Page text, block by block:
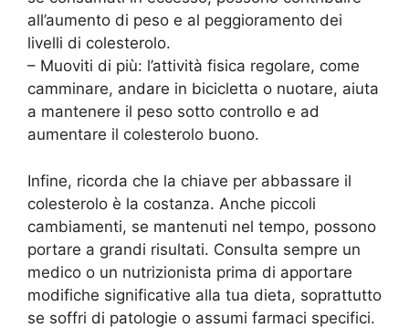
all’aumento di peso e al peggioramento dei
livelli di colesterolo.
– Muoviti di più: l’attività fisica regolare, come
camminare, andare in bicicletta o nuotare, aiuta
a mantenere il peso sotto controllo e ad
aumentare il colesterolo buono.
Infine, ricorda che la chiave per abbassare il
colesterolo è la costanza. Anche piccoli
cambiamenti, se mantenuti nel tempo, possono
portare a grandi risultati. Consulta sempre un
medico o un nutrizionista prima di apportare
modifiche significative alla tua dieta, soprattutto
se soffri di patologie o assumi farmaci specifici.